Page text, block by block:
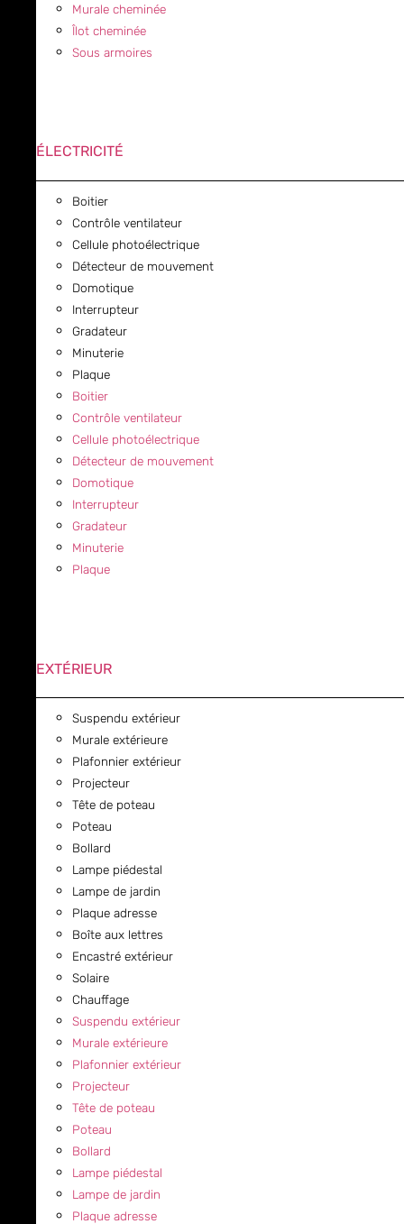
Murale cheminée
Îlot cheminée
Sous armoires
ÉLECTRICITÉ
Boitier
Contrôle ventilateur
Cellule photoélectrique
Détecteur de mouvement
Domotique
Interrupteur
Gradateur
Minuterie
Plaque
Boitier
Contrôle ventilateur
Cellule photoélectrique
Détecteur de mouvement
Domotique
Interrupteur
Gradateur
Minuterie
Plaque
EXTÉRIEUR
Suspendu extérieur
Murale extérieure
Plafonnier extérieur
Projecteur
Tête de poteau
Poteau
Bollard
Lampe piédestal
Lampe de jardin
Plaque adresse
Boîte aux lettres
Encastré extérieur
Solaire
Chauffage
Suspendu extérieur
Murale extérieure
Plafonnier extérieur
Projecteur
Tête de poteau
Poteau
Bollard
Lampe piédestal
Lampe de jardin
Plaque adresse